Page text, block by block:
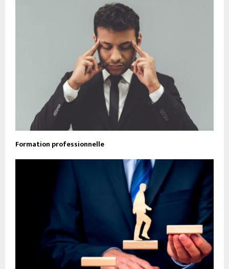
Formation professionnelle